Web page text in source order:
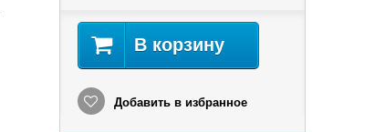
В корзину
Добавить в избранное